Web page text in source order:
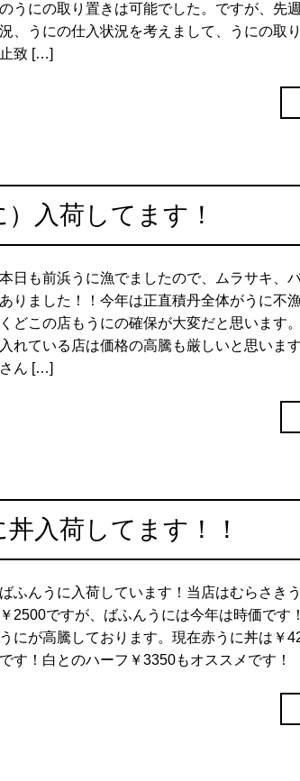
のうにの取り置きは可能でした。ですが、先
況、うにの仕入状況を考えまして、うにの取
止致 […]
入荷してます！
本日も前浜うに漁でましたので、ムラサキ、
ありました！！今年は正直積丹全体がうに不
くどこの店もうにの確保が大変だと思います
入れている店は価格の高騰も厳しいと思いま
さん […]
入荷してます！！
ばふんうに入荷しています！当店はむらさき
￥2500ですが、ばふんうには今年は時価です
うにが高騰しております。現在赤うに丼は￥
です！白とのハーフ￥3350もオススメです！